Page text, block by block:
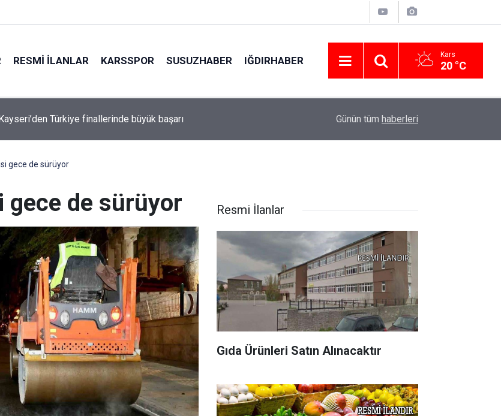
RESMI İLANLAR KARSSPOR SUSUZHABER IĞDIRHABER Kars
20 °C
karatecileri makamında ağırladı
çalışması
Günün tüm haberleri
gece de sürüyor
gece de sürüyor Resmi İlanlar
Gıda Ürünleri Satın Alınacaktır